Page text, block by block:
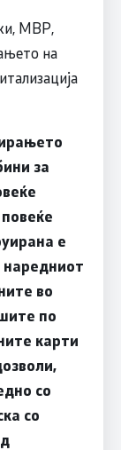
МВР,
на
за
е
наредниот
во
по
карти
со
со